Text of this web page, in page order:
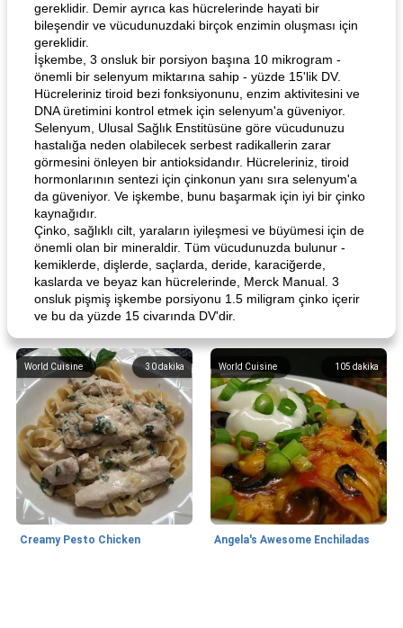
gereklidir. Demir ayrıca kas hücrelerinde hayati bir
bileşendir ve vücudunuzdaki birçok enzimin oluşması için
gereklidir.
İşkembe, 3 onsluk bir porsiyon başına 10 mikrogram -
önemli bir selenyum miktarına sahip - yüzde 15'lik DV.
Hücreleriniz tiroid bezi fonksiyonunu, enzim aktivitesini ve
DNA üretimini kontrol etmek için selenyum'a güveniyor.
Selenyum, Ulusal Sağlık Enstitüsüne göre vücudunuzu
hastalığa neden olabilecek serbest radikallerin zarar
görmesini önleyen bir antioksidandır. Hücreleriniz, tiroid
hormonlarının sentezi için çinkonun yanı sıra selenyum'a
da güveniyor. Ve işkembe, bunu başarmak için iyi bir çinko
kaynağıdır.
Çinko, sağlıklı cilt, yaraların iyileşmesi ve büyümesi için de
önemli olan bir mineraldir. Tüm vücudunuzda bulunur -
kemiklerde, dişlerde, saçlarda, deride, karaciğerde,
kaslarda ve beyaz kan hücrelerinde, Merck Manual. 3
onsluk pişmiş işkembe porsiyonu 1.5 miligram çinko içerir
ve bu da yüzde 15 civarında DV'dir.
30dakika
World Cuisine
Creamy Pesto Chicken
105 dakika
World Cuisine
Angela's Awesome Enchiladas